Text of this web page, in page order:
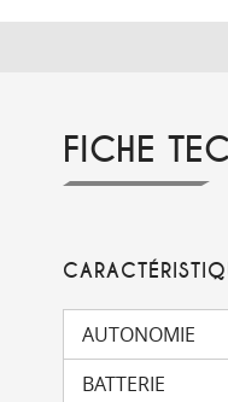
FICHE
AUTONOMIE
BATTERIE